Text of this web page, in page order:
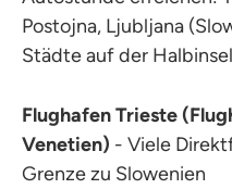
Postojna, Ljubljana
Städte auf der
Flughafen Trieste
Venetien) - Viele
Grenze zu Slowenien